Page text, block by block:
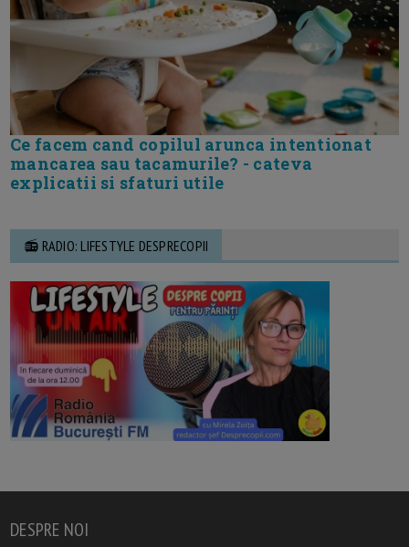
Ce facem cand copilul arunca intentionat
mancarea sau tacamurile? - cateva
explicatii si sfaturi utile
📻 RADIO: LIFESTYLE DESPRECOPII
DESPRE NOI